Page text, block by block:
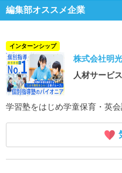
編集部オススメ企業
インターンシップ
株式会社明
人材サービス
学習塾をはじめ学童保育・英